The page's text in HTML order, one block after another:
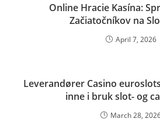
Online Hracie Kasína:
Začiatočníkov na
April 7, 2026
Leverandører Casino
inne i bruk slot- og
March 28,